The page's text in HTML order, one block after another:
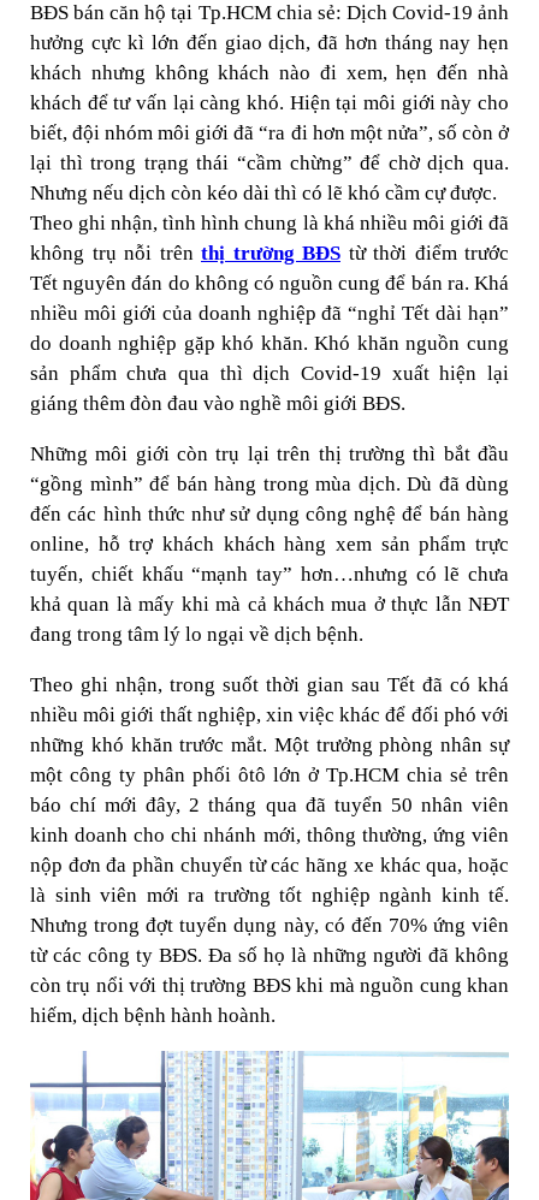
BĐS bán căn hộ tại Tp.HCM chia sẻ: Dịch Covid-19 ảnh
hưởng cực kì lớn đến giao dịch, đã hơn tháng nay hẹn
khách nhưng không khách nào đi xem, hẹn đến nhà
khách để tư vấn lại càng khó. Hiện tại môi giới này cho
biết, đội nhóm môi giới đã “ra đi hơn một nửa”, số còn ở
lại thì trong trạng thái “cầm chừng” để chờ dịch qua.
Nhưng nếu dịch còn kéo dài thì có lẽ khó cầm cự được.
Theo ghi nhận, tình hình chung là khá nhiều môi giới đã
không trụ nỗi trên thị trường BĐS từ thời điểm trước
Tết nguyên đán do không có nguồn cung để bán ra. Khá
nhiều môi giới của doanh nghiệp đã “nghỉ Tết dài hạn”
do doanh nghiệp gặp khó khăn. Khó khăn nguồn cung
sản phẩm chưa qua thì dịch Covid-19 xuất hiện lại
giáng thêm đòn đau vào nghề môi giới BĐS.
Những môi giới còn trụ lại trên thị trường thì bắt đầu
“gồng mình” để bán hàng trong mùa dịch. Dù đã dùng
đến các hình thức như sử dụng công nghệ để bán hàng
online, hỗ trợ khách khách hàng xem sản phẩm trực
tuyến, chiết khấu “mạnh tay” hơn…nhưng có lẽ chưa
khả quan là mấy khi mà cả khách mua ở thực lẫn NĐT
đang trong tâm lý lo ngại về dịch bệnh.
Theo ghi nhận, trong suốt thời gian sau Tết đã có khá
nhiều môi giới thất nghiệp, xin việc khác để đối phó với
những khó khăn trước mắt. Một trưởng phòng nhân sự
một công ty phân phối ôtô lớn ở Tp.HCM chia sẻ trên
báo chí mới đây, 2 tháng qua đã tuyển 50 nhân viên
kinh doanh cho chi nhánh mới, thông thường, ứng viên
nộp đơn đa phần chuyển từ các hãng xe khác qua, hoặc
là sinh viên mới ra trường tốt nghiệp ngành kinh tế.
Nhưng trong đợt tuyển dụng này, có đến 70% ứng viên
từ các công ty BĐS. Đa số họ là những người đã không
còn trụ nổi với thị trường BĐS khi mà nguồn cung khan
hiếm, dịch bệnh hành hoành.